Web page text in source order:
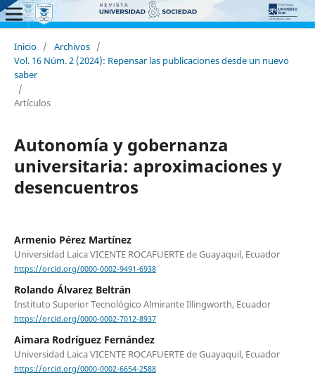
Inicio / Archivos /
Vol. 16 Núm. 2 (2024): Repensar las publicaciones desde un nuevo
saber
/
Artículos
Autonomía y gobernanza
universitaria: aproximaciones y
desencuentros
Armenio Pérez Martínez
Universidad Laica VICENTE ROCAFUERTE de Guayaquil, Ecuador
https://orcid.org/0000-0002-9491-6938
Rolando Álvarez Beltrán
Instituto Superior Tecnológico Almirante Illingworth, Ecuador
https://orcid.org/0000-0002-7012-8937
Aimara Rodríguez Fernández
Universidad Laica VICENTE ROCAFUERTE de Guayaquil, Ecuador
https://orcid.org/0000-0002-6654-2588